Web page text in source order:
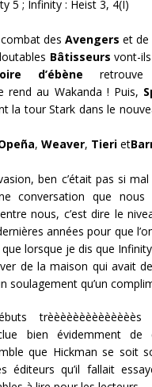
5 ; Infinity : Heist 3, 4(I)
des Avengers et de
Bâtisseurs vont-
d’ébène retrouve
rend au Wakanda ! Puis,
la tour Stark dans le
, Weaver, Tieri et
ben c’était pas si
conversation que
nous, c’est dire le
années pour que
lorsque je dis que
de la maison qui avait
soulagement qu’un
bien évidemment
que Hickman se soit
éditeurs qu’il fallait